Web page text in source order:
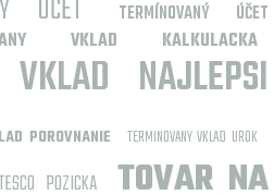
ÚČET
TERMÍNOVANÝ ÚČET
VKLAD KALKULACKA
VKLAD NAJLEPSI
POROVNANIE TERMINOVANY VKLAD UROK
TESCO POZICKA
TOVAR NA